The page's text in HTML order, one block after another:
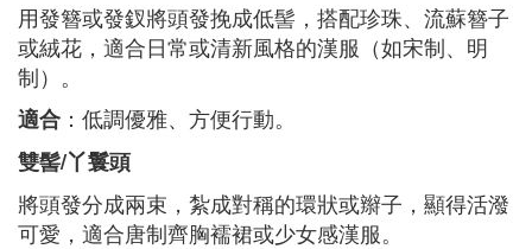
用發簪或發釵將頭發挽成低髻，搭配珍珠、流蘇簪子
或絨花，適合日常或清新風格的漢服（如宋制、明
制）。
適合 ：低調優雅、方便行動。
雙髻/丫鬟頭
將頭發分成兩束，紮成對稱的環狀或辮子，顯得活潑
可愛，適合唐制齊胸襦裙或少女感漢服。